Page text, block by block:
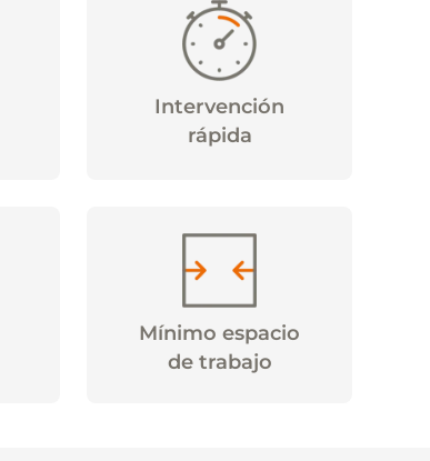
Intervención
rápida
Mínimo espacio
de trabajo